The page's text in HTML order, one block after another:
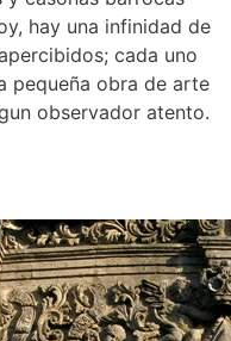
hay una infinidad de
cada uno
pequeña obra de arte
observador atento.